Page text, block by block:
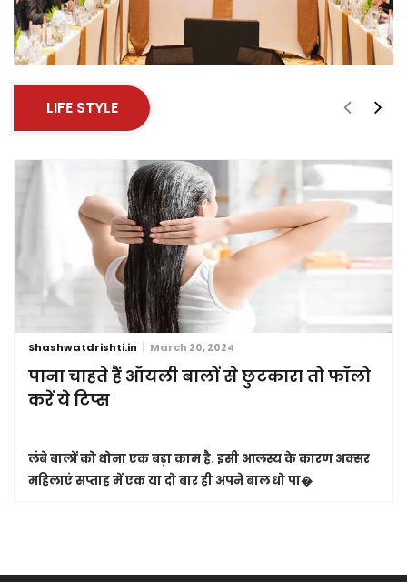
LIFE STYLE
Shashwatdrishti.in March 20, 2024
पाना चाहते हैं ऑयली बालों से छुटकारा तो फॉलो
करें ये टिप्स
लंबे बालों को धोना एक बड़ा काम है. इसी आलस्य के कारण अक्सर
महिलाएं सप्ताह में एक या दो बार ही अपने बाल धो पा�